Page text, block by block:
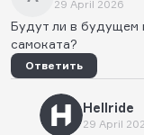
29 April 2026
Будут ли в будущем
самоката?
Ответить
Hellride
29 April